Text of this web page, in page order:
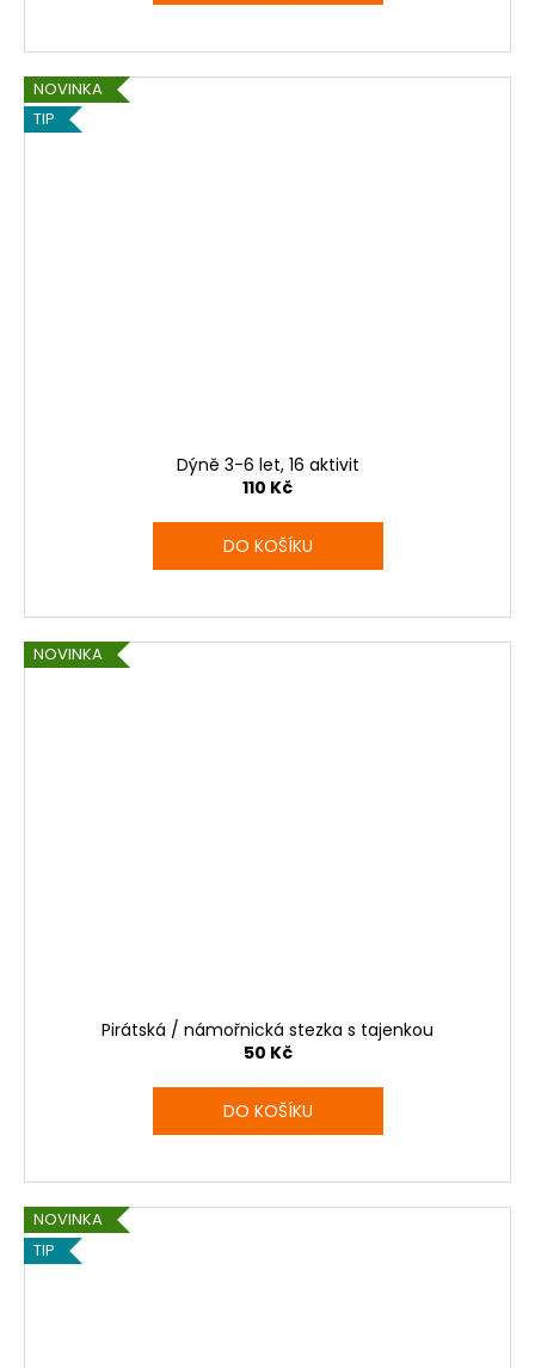
NOVINKA
TIP
Dýně 3-6 let, 16 aktivit
110 Kč
DO KOŠÍKU
NOVINKA
Pirátská / námořnická stezka s tajenkou
50 Kč
DO KOŠÍKU
NOVINKA
TIP